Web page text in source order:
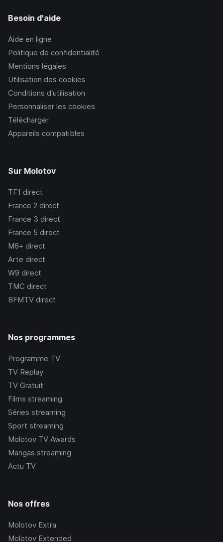
Besoin d'aide
Aide en ligne
Politique de confidentialité
Mentions légales
Utilisation des cookies
Conditions d’utilisation
Personnaliser les cookies
Télécharger
Appareils compatibles
Sur Molotov
TF1 direct
France 2 direct
France 3 direct
France 5 direct
M6+ direct
Arte direct
W9 direct
TMC direct
BFMTV direct
Nos programmes
Programme TV
TV Replay
TV Gratuit
Films streaming
Séries streaming
Sport streaming
Molotov TV Awards
Mangas streaming
Actu TV
Nos offres
Molotov Extra
Molotov Extended